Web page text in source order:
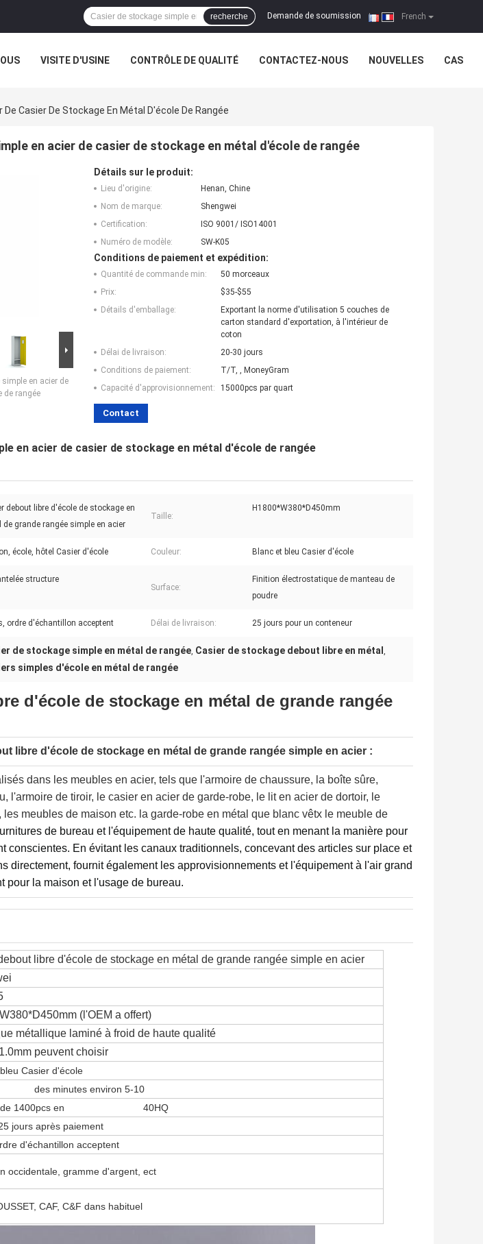
French
Demande de soumission |
recherche
VISITE D'USINE CONTRÔLE DE QUALITÉ CONTACTEZ-NOUS NOUVELLES CAS
Casier De Stockage En Métal D'école De Rangée
en acier de casier de stockage en métal d'école de rangée
en acier de
de rangée
Détails sur le produit:
Lieu d'origine:
Henan, Chine
Nom de marque:
Shengwei
Certification:
ISO 9001/ ISO14001
Numéro de modèle:
SW-K05
Conditions de paiement et expédition:
Quantité de commande min:
50 morceaux
Prix:
$35-$55
Détails d'emballage:
Exportant la norme d'utilisation 5 couches de
carton standard d'exportation, à l'intérieur de
coton
Délai de livraison:
20-30 jours
Conditions de paiement:
T/T, , MoneyGram
Capacité d'approvisionnement:
15000pcs par quart
Contact
en acier de casier de stockage en métal d'école de rangée
debout libre d'école de stockage en
de grande rangée simple en acier
Taille:
H1800*W380*D450mm
école, hôtel Casier d'école Couleur: Blanc et bleu Casier d'école
structure
Surface:
Finition électrostatique de manteau de
poudre
ordre d'échantillon acceptent Délai de livraison: 25 jours pour un conteneur
de stockage simple en métal de rangée, Casier de stockage debout libre en métal ,
simples d'école en métal de rangée
d'école de stockage en métal de grande rangée
libre d'école de stockage en métal de grande rangée simple en acier :
dans les meubles en acier, tels que l'armoire de chaussure, la boîte sûre,
l'armoire de tiroir, le casier en acier de garde-robe, le lit en acier de dortoir, le
meubles de maison etc. la garde-robe en métal que blanc vêtx le meuble de
de bureau et l'équipement de haute qualité, tout en menant la manière pour
conscientes. En évitant les canaux traditionnels, concevant des articles sur place et
directement, fournit également les approvisionnements et l'équipement à l'air grand
pour la maison et l'usage de bureau.
libre d'école de stockage en métal de grande rangée simple en acier
(l'OEM a offert)
métallique laminé à froid de haute qualité
peuvent choisir
Casier d'école
des minutes environ 5-10
1400pcs en
40HQ
jours après paiement
d'échantillon acceptent
occidentale, gramme d'argent, ect
CAF, C&F dans habituel